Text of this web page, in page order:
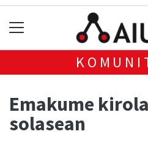
Emakume
solasean